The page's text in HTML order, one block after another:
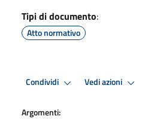
Tipi di documento:
Atto normativo
Condividi Vedi azioni
Argomenti: